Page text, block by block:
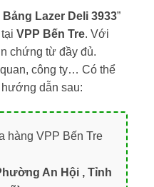
Lazer Deli 3933”
VPP Bến Tre. Với
chứng từ đầy đủ.
công ty… Có thể
hướng dẫn sau:
hàng VPP Bến Tre
An Hội , Tỉnh